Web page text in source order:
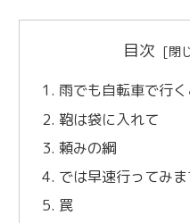
目次
雨でも自転車で行
鞄は袋に入れて
頼みの綱
では早速行ってみま
罠